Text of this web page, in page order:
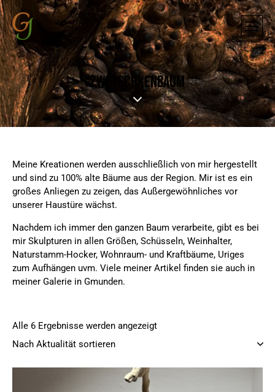
ZWETSCHKENBAUM
Meine Kreationen werden ausschließlich von mir hergestellt
und sind zu 100% alte Bäume aus der Region. Mir ist es ein
großes Anliegen zu zeigen, das Außergewöhnliches vor
unserer Haustüre wächst.
Nachdem ich immer den ganzen Baum verarbeite, gibt es bei
mir Skulpturen in allen Größen, Schüsseln, Weinhalter,
Naturstamm-Hocker, Wohnraum- und Kraftbäume, Uriges
zum Aufhängen uvm. Viele meiner Artikel finden sie auch in
meiner Galerie in Gmunden.
Alle 6 Ergebnisse werden angezeigt